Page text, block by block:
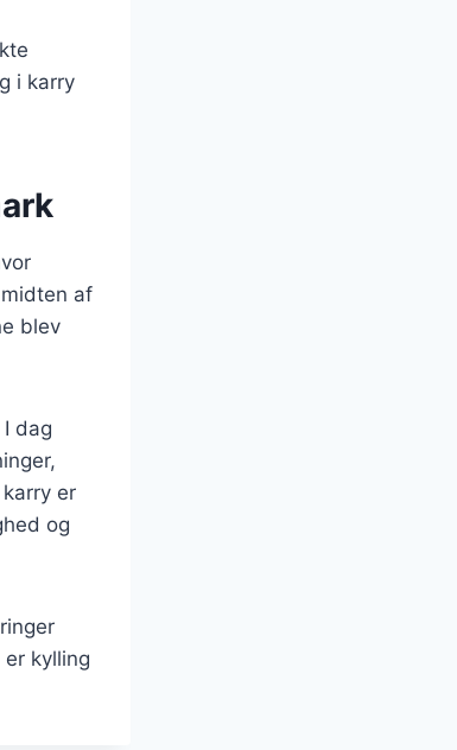
i karry
af
blev
dag
er
og
kylling